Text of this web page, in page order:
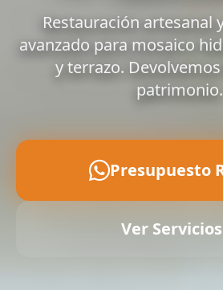
Restauración artesanal
avanzado para mosaico
y terrazo.
patrimonio.
Presupuesto
Ver Servicios